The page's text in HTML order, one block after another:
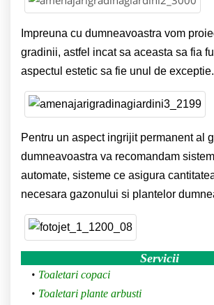
Impreuna cu dumneavoastra vom
gradinii, astfel incat sa aceasta sa fia
aspectul estetic sa fie unul de exceptie.
Pentru un aspect ingrijit permanent al
dumneavoastra va recomandam
automate, sisteme ce asigura
necesara gazonului si plantelor
Servicii
Toaletari copaci
Toaletari plante arbusti